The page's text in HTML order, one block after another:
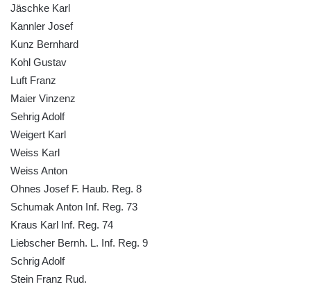
Pomník obětem 1. světové války na
židovském hřbitově v Mostě
Hrob Aloise Podrábského na hřbitově v
Račicích
Pamětní deska Miroslava Švice na domě
čp. 43 v Lužci nad Vltavou
Hrob Vladislava Neumana v Hostíně u
Vojkovic
Pomník obětem válek před hřbitovem v
Hostíně u Vojkovic
Kenotaf Václava Floriána na hřbitově v
Jäschke Karl
Kannler Josef
Kunz Bernhard
Kohl Gustav
Luft Franz
Maier Vinzenz
Sehrig Adolf
Weigert Karl
Weiss Karl
Weiss Anton
Ohnes Josef F. Haub. Reg. 8
Schumak Anton Inf. Reg. 73
Kraus Karl Inf. Reg. 74
Liebscher Bernh. L. Inf. Reg. 9
Schrig Adolf
Stein Franz Rud.